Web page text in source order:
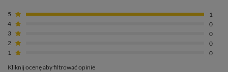
5
1
4
0
3
0
2
0
1
0
Kliknij ocenę aby filtrować opinie